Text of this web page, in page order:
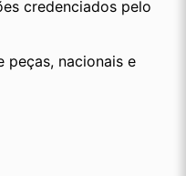
credenciados pelo
peças, nacionais e